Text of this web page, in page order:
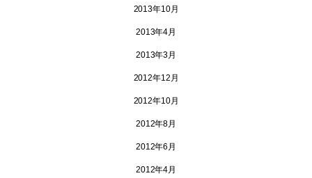
2013年10月
2013年4月
2013年3月
2012年12月
2012年10月
2012年8月
2012年6月
2012年4月